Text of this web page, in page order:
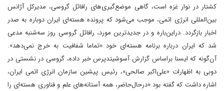
کشتار در نوار غزه است، گاهی موضع‌گیری‌های رافائل گروسی، مدیر‌کل آژانس
بین‌المللی انرژی اتمی، موجب می‌شود که پرونده هسته‌ای ایران دوباره به صدر
اخبار بازگردد. در‌این‌باره و در جدیدترین مورد، رافائل گروسی روز سه‌شنبه مدعی
شد که ایران درباره برنامه هسته‌ای خود «تماما شفافیت به خرج نمی‌دهد».
آن‌گونه که ایسنا بر‌اساس گزارش آسوشیتدپرس خبر داده، گروسی در نشستی در
دوبی به اظهارات «علی‌اکبر صالحی»، رئیس پیشین سازمان انرژی اتمی ایران،
اشاره داشت که گفته بود «در‌حال‌حاضر، همه آستانه‌های علم و فناوری هسته‌ای را